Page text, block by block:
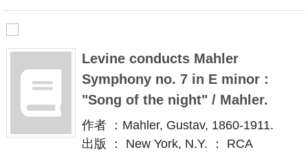
Levine conducts Mahler
Symphony no. 7 in E minor :
"Song of the night" / Mahler.
作者 ：Mahler, Gustav, 1860-1911.
出版 ： New York, N.Y. ： RCA